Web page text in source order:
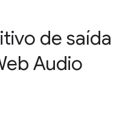
de saída
Audio